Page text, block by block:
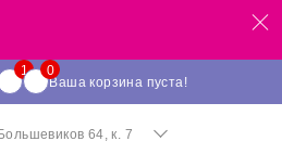
Ваша корзина пуста!
64, к. 7